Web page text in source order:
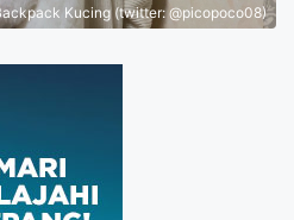
Kucing (twitter: @picopoco08)